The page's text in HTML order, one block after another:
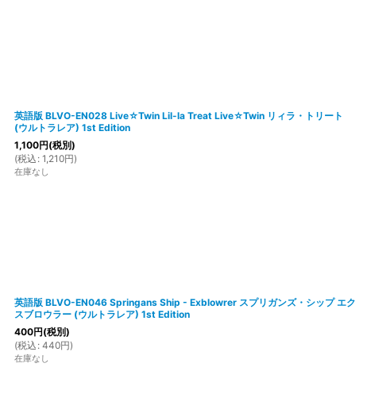
英語版 BLVO-EN028 Live☆Twin Lil-la Treat Live☆Twin リィラ・トリート
(ウルトラレア) 1st Edition
1,100円(税別)
(税込 : 1,210円)
在庫なし
英語版 BLVO-EN046 Springans Ship - Exblowrer スプリガンズ・シップ エク
スブロウラー (ウルトラレア) 1st Edition
400円(税別)
(税込 : 440円)
在庫なし